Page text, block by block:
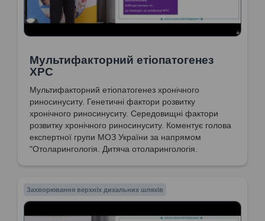
Мультифакторний етіопатогенез
ХРС
Мультифакторний етіопатогенез хронічного
риносинуситу. Генетичні фактори розвитку
хронічного риносинуситу. Середовищні фактори
розвитку хронічного риносинуситу. Коментує голова
експертної групи МОЗ України за напрямом
"Отоларингологія. Дитяча отоларингологія.
Захворювання верхніх дихальних шляхів